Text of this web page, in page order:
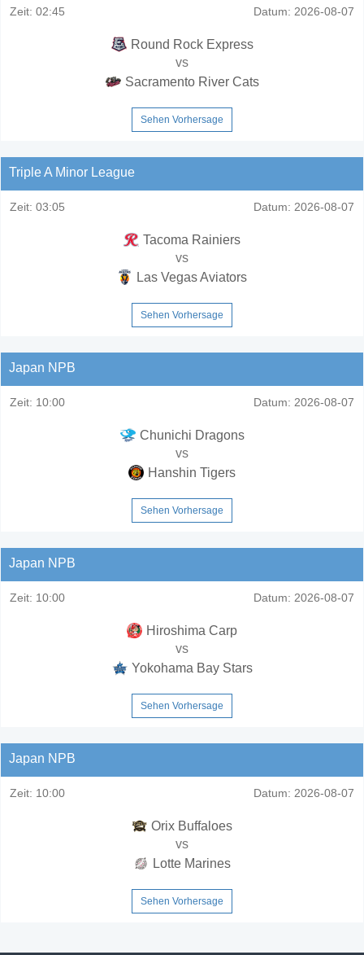
Zeit: 02:45 Datum: 2026-08-07
Round Rock Express
vs
Sacramento River Cats
Sehen Vorhersage
Triple A Minor League
Zeit: 03:05 Datum: 2026-08-07
Tacoma Rainiers
vs
Las Vegas Aviators
Sehen Vorhersage
Japan NPB
Zeit: 10:00 Datum: 2026-08-07
Chunichi Dragons
vs
Hanshin Tigers
Sehen Vorhersage
Japan NPB
Zeit: 10:00 Datum: 2026-08-07
Hiroshima Carp
vs
Yokohama Bay Stars
Sehen Vorhersage
Japan NPB
Zeit: 10:00 Datum: 2026-08-07
Orix Buffaloes
vs
Lotte Marines
Sehen Vorhersage